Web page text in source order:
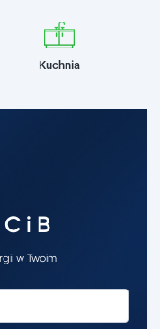
Kuchnia
i B
w Twoim